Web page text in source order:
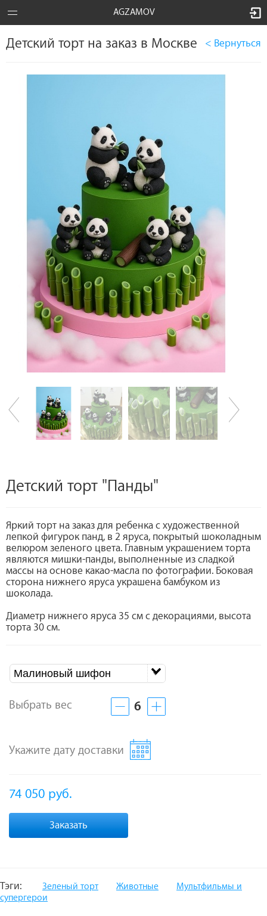
AGZAMOV
Детский торт на заказ в Москве < Вернуться
Детский торт "Панды"
Яркий торт на заказ для ребенка с художественной
лепкой фигурок панд, в 2 яруса, покрытый шоколадным
велюром зеленого цвета. Главным украшением торта
являются мишки-панды, выполненные из сладкой
массы на основе какао-масла по фотографии. Боковая
сторона нижнего яруса украшена бамбуком из
шоколада.
Диаметр нижнего яруса 35 см с декорациями, высота
торта 30 см.
Малиновый шифон
Выбрать вес 6
Укажите дату доставки
74 050 руб.
Заказать
Тэги: Зеленый торт Животные
Мультфильмы и
супергерои